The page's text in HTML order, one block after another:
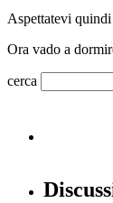
Aspettatevi quindi
Ora vado a
cerca